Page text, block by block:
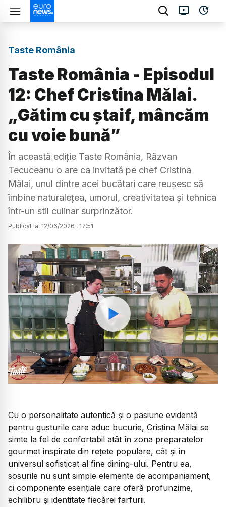
Taste România
Taste România - Episodul
12: Chef Cristina Mălai.
„Gătim cu ștaif, mâncăm
cu voie bună”
În această ediție Taste România, Răzvan
Tecuceanu o are ca invitată pe chef Cristina
Mălai, unul dintre acei bucătari care reușesc să
îmbine naturalețea, umorul, creativitatea și tehnica
într-un stil culinar surprinzător.
Publicat la: 12/06/2026 , 17:51
Watch
Cu o personalitate autentică și o pasiune evidentă
pentru gusturile care aduc bucurie, Cristina Mălai se
simte la fel de confortabil atât în zona preparatelor
gourmet inspirate din rețete populare, cât și în
universul sofisticat al fine dining-ului. Pentru ea,
sosurile nu sunt simple elemente de acompaniament,
ci componente esențiale care oferă profunzime,
echilibru și identitate fiecărei farfurii.